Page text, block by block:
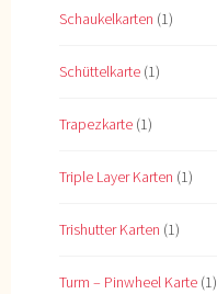
Schaukelkarten (1)
Schüttelkarte (1)
Trapezkarte (1)
Triple Layer Karten (1)
Trishutter Karten (1)
Turm – Pinwheel Karte (1)